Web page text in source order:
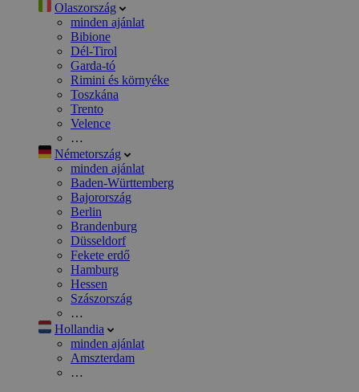
Olaszország
minden ajánlat
Bibione
Dél-Tirol
Garda-tó
Rimini és környéke
Toszkána
Trento
Velence
…
Németország
minden ajánlat
Baden-Württemberg
Bajorország
Berlin
Brandenburg
Düsseldorf
Fekete erdő
Hamburg
Hessen
Szászország
…
Hollandia
minden ajánlat
Amszterdam
…